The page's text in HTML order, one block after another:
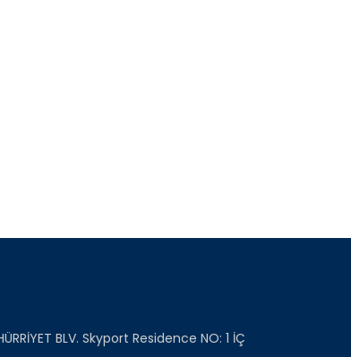
BLV. Skyport Residence NO: 1 İÇ